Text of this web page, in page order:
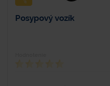
Posypový vozík